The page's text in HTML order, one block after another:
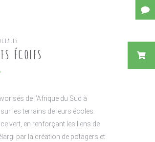
ÉCOLES
de l’Afrique du Sud à
les terrains de leurs écoles.
vert, en renforçant les liens de
par la création de potagers et